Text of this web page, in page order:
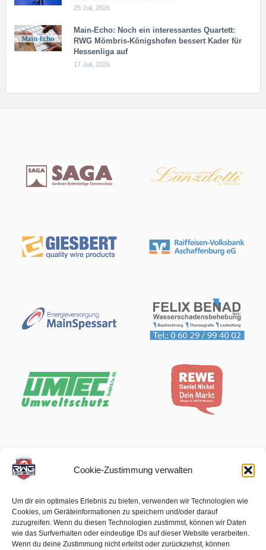
Cookie-Zustimmung verwalten
Um dir ein optimales Erlebnis zu bieten, verwenden wir Technologien wie
Cookies, um Geräteinformationen zu speichern und/oder darauf
zuzugreifen. Wenn du diesen Technologien zustimmst, können wir Daten
wie das Surfverhalten oder eindeutige IDs auf dieser Website verarbeiten.
Wenn du deine Zustimmung nicht erteilst oder zurückziehst, können
25 Juli, 2026
Main-Echo: Noch ein in­ter­es­san­tes Quar­tett:
RWG Möm­b­ris-Kö­n­igs­ho­fen bessert Kader für
Hessenliga auf
17 Juli, 2026